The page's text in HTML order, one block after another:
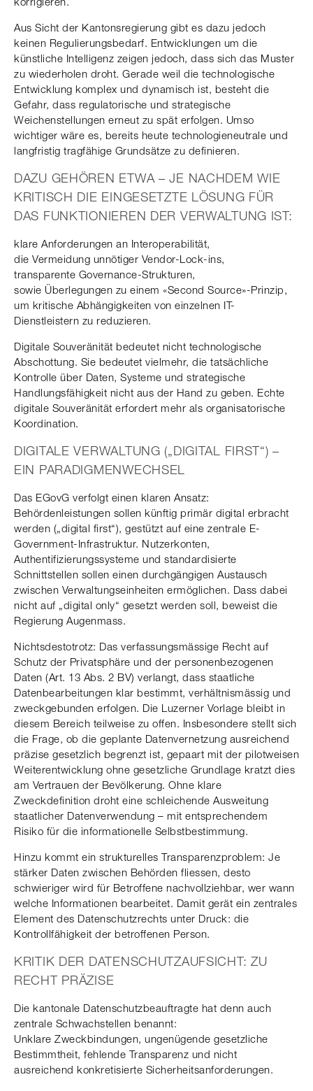
Aus Sicht der Kantonsregierung gibt es dazu jedoch
keinen Regulierungsbedarf. Entwicklungen um die
künstliche Intelligenz zeigen jedoch, dass sich das Muster
zu wiederholen droht. Gerade weil die technologische
Entwicklung komplex und dynamisch ist, besteht die
Gefahr, dass regulatorische und strategische
Weichenstellungen erneut zu spät erfolgen. Umso
wichtiger wäre es, bereits heute technologieneutrale und
langfristig tragfähige Grundsätze zu definieren.
DAZU GEHÖREN ETWA – JE NACHDEM WIE
KRITISCH DIE EINGESETZTE LÖSUNG FÜR
DAS FUNKTIONIEREN DER VERWALTUNG IST:
klare Anforderungen an Interoperabilität,
die Vermeidung unnötiger Vendor-Lock-ins,
transparente Governance-Strukturen,
sowie Überlegungen zu einem «Second Source»-Prinzip,
um kritische Abhängigkeiten von einzelnen IT-
Dienstleistern zu reduzieren.
Digitale Souveränität bedeutet nicht technologische
Abschottung. Sie bedeutet vielmehr, die tatsächliche
Kontrolle über Daten, Systeme und strategische
Handlungsfähigkeit nicht aus der Hand zu geben. Echte
digitale Souveränität erfordert mehr als organisatorische
Koordination.
DIGITALE VERWALTUNG („DIGITAL FIRST“) –
EIN PARADIGMENWECHSEL
Das EGovG verfolgt einen klaren Ansatz:
Behördenleistungen sollen künftig primär digital erbracht
werden („digital first“), gestützt auf eine zentrale E-
Government-Infrastruktur. Nutzerkonten,
Authentifizierungssysteme und standardisierte
Schnittstellen sollen einen durchgängigen Austausch
zwischen Verwaltungseinheiten ermöglichen. Dass dabei
nicht auf „digital only“ gesetzt werden soll, beweist die
Regierung Augenmass.
Nichtsdestotrotz: Das verfassungsmässige Recht auf
Schutz der Privatsphäre und der personenbezogenen
Daten (Art. 13 Abs. 2 BV) verlangt, dass staatliche
Datenbearbeitungen klar bestimmt, verhältnismässig und
zweckgebunden erfolgen. Die Luzerner Vorlage bleibt in
diesem Bereich teilweise zu offen. Insbesondere stellt sich
die Frage, ob die geplante Datenvernetzung ausreichend
präzise gesetzlich begrenzt ist, gepaart mit der pilotweisen
Weiterentwicklung ohne gesetzliche Grundlage kratzt dies
am Vertrauen der Bevölkerung. Ohne klare
Zweckdefinition droht eine schleichende Ausweitung
staatlicher Datenverwendung – mit entsprechendem
Risiko für die informationelle Selbstbestimmung.
Hinzu kommt ein strukturelles Transparenzproblem: Je
stärker Daten zwischen Behörden fliessen, desto
schwieriger wird für Betroffene nachvollziehbar, wer wann
welche Informationen bearbeitet. Damit gerät ein zentrales
Element des Datenschutzrechts unter Druck: die
Kontrollfähigkeit der betroffenen Person.
KRITIK DER DATENSCHUTZAUFSICHT: ZU
RECHT PRÄZISE
Die kantonale Datenschutzbeauftragte hat denn auch
zentrale Schwachstellen benannt:
Unklare Zweckbindungen, ungenügende gesetzliche
Bestimmtheit, fehlende Transparenz und nicht
ausreichend konkretisierte Sicherheitsanforderungen.